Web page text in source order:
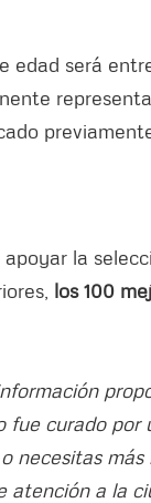
edad será
la
los 100
curado
necesitas
atención a la